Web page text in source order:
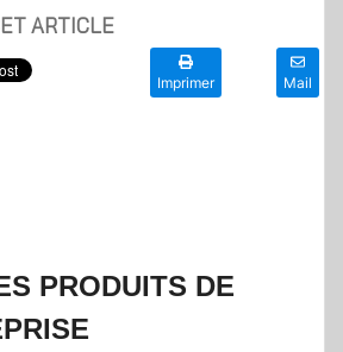
ARTICLE
Imprimer Mail
PRODUITS DE